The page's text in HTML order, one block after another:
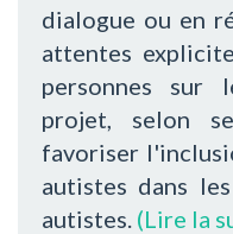
dialogue ou en
attentes
personnes sur
projet, selon
favoriser
autistes dans
autistes. (Lire la